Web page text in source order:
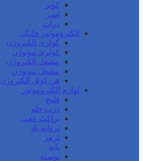
کوپر
ایمر
دراپ
الکتروموتور خانگی
کولری الکتروژن
کولری موتوژن
مشعل الکتروژن
مشعل موتوژن
فن کوئل الکتروژن
لوازم الکتروموتور
فلنج
درب جلو
براکت عقب
پروانه باد
ترمز
پایه
پوسته